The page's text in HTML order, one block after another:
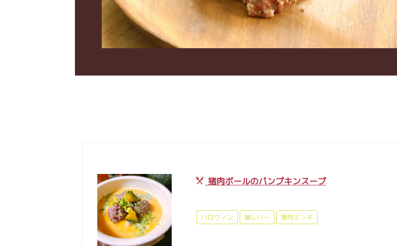
猪肉ボールのパンプキンスープ
ハロウィン 猪レバー 猪肉ミンチ